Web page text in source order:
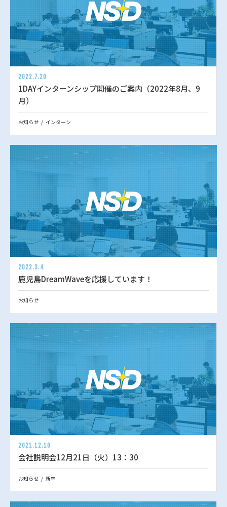
2022.7.20
1DAYインターンシップ開催のご案内（2022年8月、9
月）
お知らせ インターン
2022.3.4
鹿児島DreamWaveを応援しています！
お知らせ
2021.12.10
会社説明会12月21日（火）13：30
お知らせ 新卒